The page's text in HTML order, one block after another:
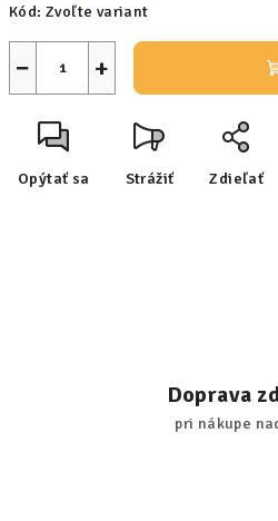
Kód: Zvoľte variant
+
−
Opýtať sa Strážiť Zdieľať
Doprava
pri nákupe